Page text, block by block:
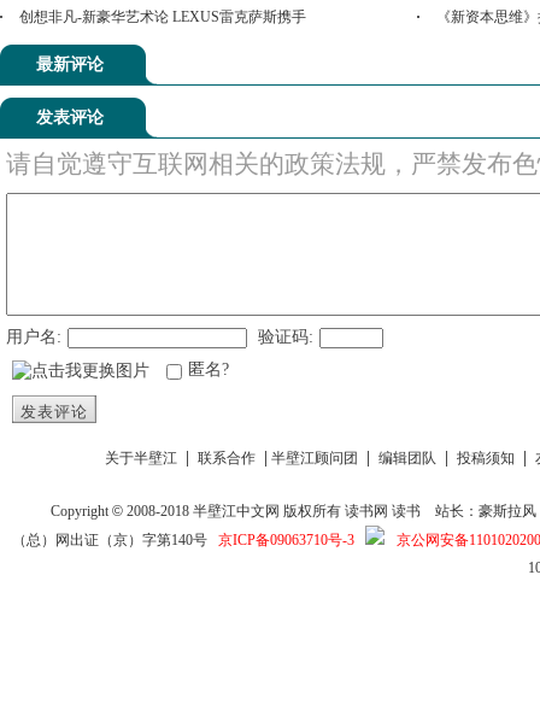
创想非凡-新豪华艺术论 LEXUS雷克萨斯携手
《新资本思维
最新评论
发表评论
请自觉遵守互联网相关的政策法规，严禁发布
用户名:
验证码:
匿名?
发表评论
关于半壁江 联系合作 半壁江顾问团 编辑团队 投稿须知
Copyright © 2008-2018半壁江中文网 版权所有读书网 读书
站长：豪斯拉风
（总）网出证（京）字第140号 京ICP备09063710号-3
京公网安备